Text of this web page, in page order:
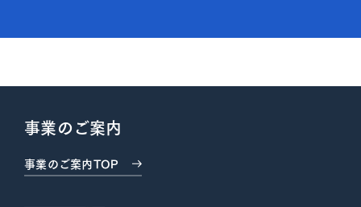
事業のご案内
事業のご案内TOP